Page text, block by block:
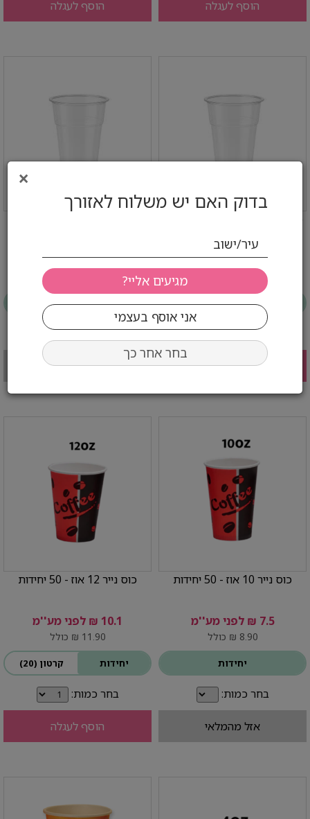
×
בדוק האם יש משלוח לאזורך
עיר/ישוב
בחר אחר כך
הוסף לעגלה הוסף לעגלה
9.1 ₪ לפני מע''מ
יחידות קרטון (20)
בחר כמות:
הוסף לעגלה
14.4 ₪ לפני מע''מ
יחידות
בחר כמות:
אזל מהמלאי
כוס נייר 10 אוז - 50 יחידות
7.5 ₪ לפני מע''מ
8.90 ₪ כולל
יחידות
בחר כמות:
אזל מהמלאי
כוס נייר 12 אוז - 50 יחידות
10.1 ₪ לפני מע''מ
11.90 ₪ כולל
יחידות קרטון (20)
בחר כמות:
הוסף לעגלה